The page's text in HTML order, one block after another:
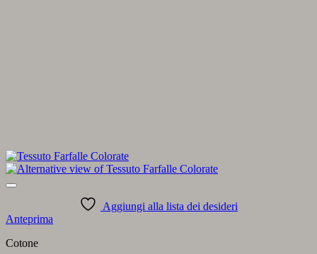
Aggiungi alla lista dei desideri
Anteprima
Cotone